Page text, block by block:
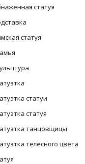
статуя
статуя
статуи
статуя
танцовщицы
телесного цвета